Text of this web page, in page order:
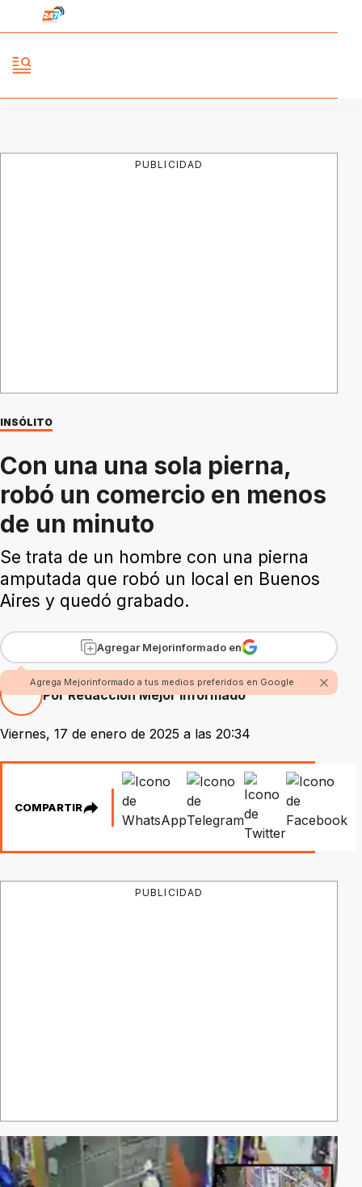
PUBLICIDAD
INSÓLITO
Con una una sola pierna,
robó un comercio en menos
de un minuto
Se trata de un hombre con una pierna
amputada que robó un local en Buenos
Aires y quedó grabado.
Agregar Mejorinformado en
Agrega Mejorinformado a tus medios preferidos en Google
Por Redacción Mejor Informado
Viernes, 17 de enero de 2025 a las 20:34
COMPARTIR
PUBLICIDAD